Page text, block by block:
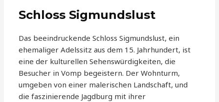
Schloss Sigmundslust
Das beeindruckende Schloss Sigmundslust, ein
ehemaliger Adelssitz aus dem 15. Jahrhundert, ist
eine der kulturellen Sehenswürdigkeiten, die
Besucher in Vomp begeistern. Der Wohnturm,
umgeben von einer malerischen Landschaft, und
die faszinierende Jagdburg mit ihrer